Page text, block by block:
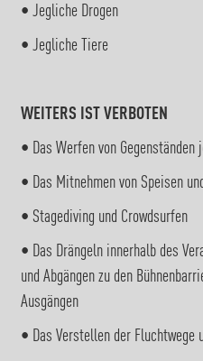
• Jegliche Drogen
• Jegliche Tiere
WEITERS IST VERBOTEN
• Das Werfen von
• Das Mitnehmen von Speisen
• Stagediving und Crowdsurfen
• Das Drängeln innerhalb des
und Abgängen zu den
Ausgängen
• Das Verstellen der Fluchtwege